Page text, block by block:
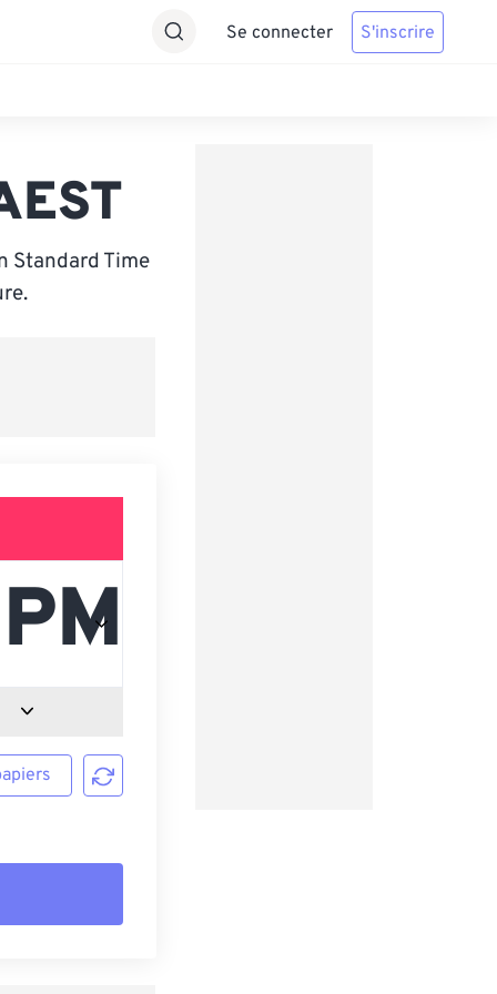
Se connecter S'inscrire
Standard Time